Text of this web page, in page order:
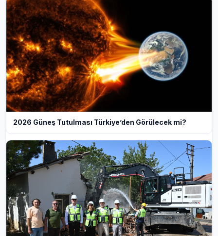
2026 Güneş Tutulması Türkiye’den Görülecek mi?